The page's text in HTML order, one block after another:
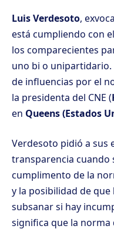
Luis Verdesoto,
está cumpliendo con
los comparecientes
uno bi o
de influencias por el
la presidenta del CNE (
en Queens (Estados
Verdesoto pidió a sus
transparencia cuando
cumplimento de la
y la posibilidad de
subsanar si hay
significa que la norma